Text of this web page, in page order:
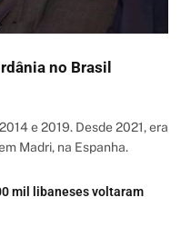
no Brasil
e 2019. Desde 2021, era
Madri, na Espanha.
mil libaneses voltaram